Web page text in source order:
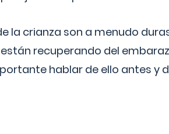
la crianza son a menudo
recuperando del
hablar de ello antes y